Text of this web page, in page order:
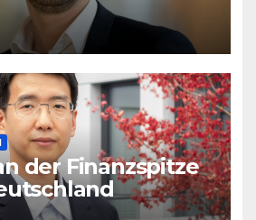
der Finanzspitze